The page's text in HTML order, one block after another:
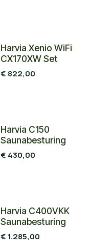
Harvia Xenio WiFi
CX170XW Set
€ 822,00
Harvia C150
Saunabesturing
€ 430,00
Harvia C400VKK
Saunabesturing
€ 1.285,00